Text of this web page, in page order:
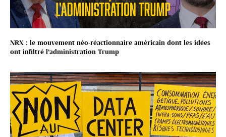
NRX : le mouvement néo-réactionnaire américain dont les idées
ont infiltré l’administration Trump